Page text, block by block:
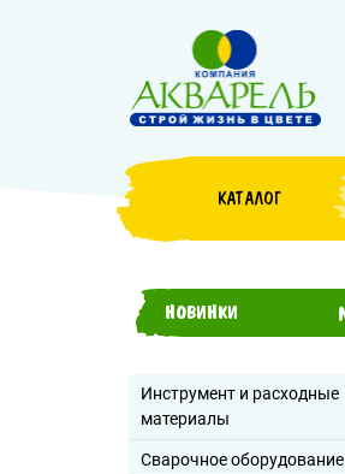
КАТАЛОГ
НОВИНКИ
Инструмент и расходные
материалы
Сварочное оборудование